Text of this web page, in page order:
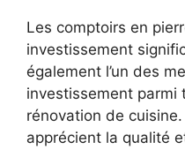
Les comptoirs en
investissement
également l’un des
investissement parmi
rénovation de
apprécient la qualité